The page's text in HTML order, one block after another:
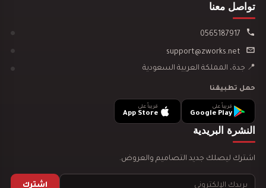
تصميم ديكور سينما منزلية
تصميم ديكور مدينة العاب مائية
تواصل معنا
📍 جدة، المملكة العربية السعودية
حمل تطبيقنا
قريباً على
Google Play
قريباً على
App Store
النشرة البريدية
اشترك ليصلك جديد التصاميم والعروض.
اشترك